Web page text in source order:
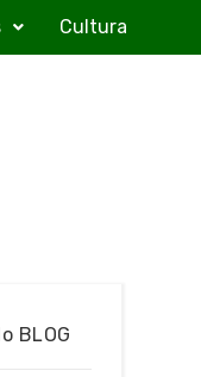
Cultura
BLOG